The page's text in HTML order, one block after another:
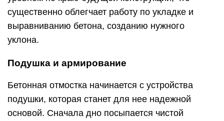
существенно облегчает работу по укладке и
выравниванию бетона, созданию нужного
уклона.
Подушка и армирование
Бетонная отмостка начинается с устройства
подушки, которая станет для нее надежной
основой. Сначала дно посыпается чистой